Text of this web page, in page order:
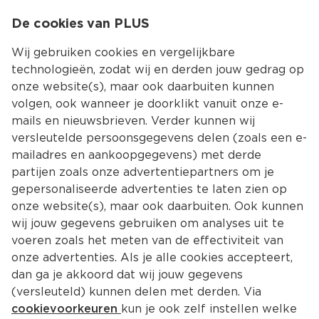
Kies jouw
Terug Producten
De cookies van PLUS
Wij gebruiken cookies en vergelijkbare
technologieën, zodat wij en derden jouw gedrag op
onze website(s), maar ook daarbuiten kunnen
volgen, ook wanneer je doorklikt vanuit onze e-
mails en nieuwsbrieven. Verder kunnen wij
versleutelde persoonsgegevens delen (zoals een e-
mailadres en aankoopgegevens) met derde
partijen zoals onze advertentiepartners om je
gepersonaliseerde advertenties te laten zien op
onze website(s), maar ook daarbuiten. Ook kunnen
wij jouw gegevens gebruiken om analyses uit te
voeren zoals het meten van de effectiviteit van
onze advertenties. Als je alle cookies accepteert,
dan ga je akkoord dat wij jouw gegevens
(versleuteld) kunnen delen met derden. Via
cookievoorkeuren kun je ook zelf instellen welke